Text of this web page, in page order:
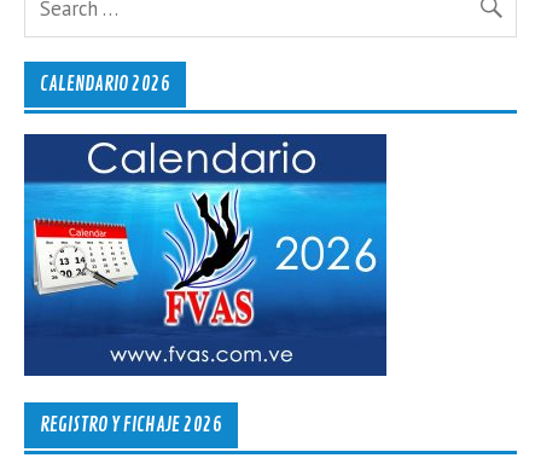
CALENDARIO 2026
REGISTRO Y FICHAJE 2026